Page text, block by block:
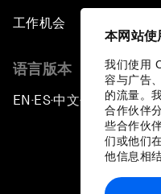
本网站
我们使用
容与广告
的流量。
合作伙伴
些合作伙
们或他们
他信息相结
工作机会
语言版本
EN ▪ ES▪中文▪ 日本語